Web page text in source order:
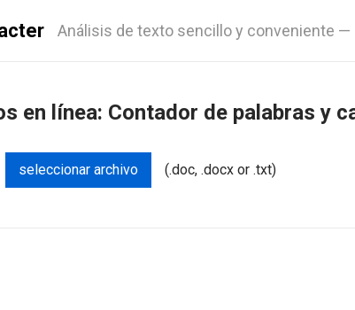
Análisis de texto sencillo y conveniente —
en línea: Contador de palabras y
seleccionar archivo (.doc, .docx or .txt)